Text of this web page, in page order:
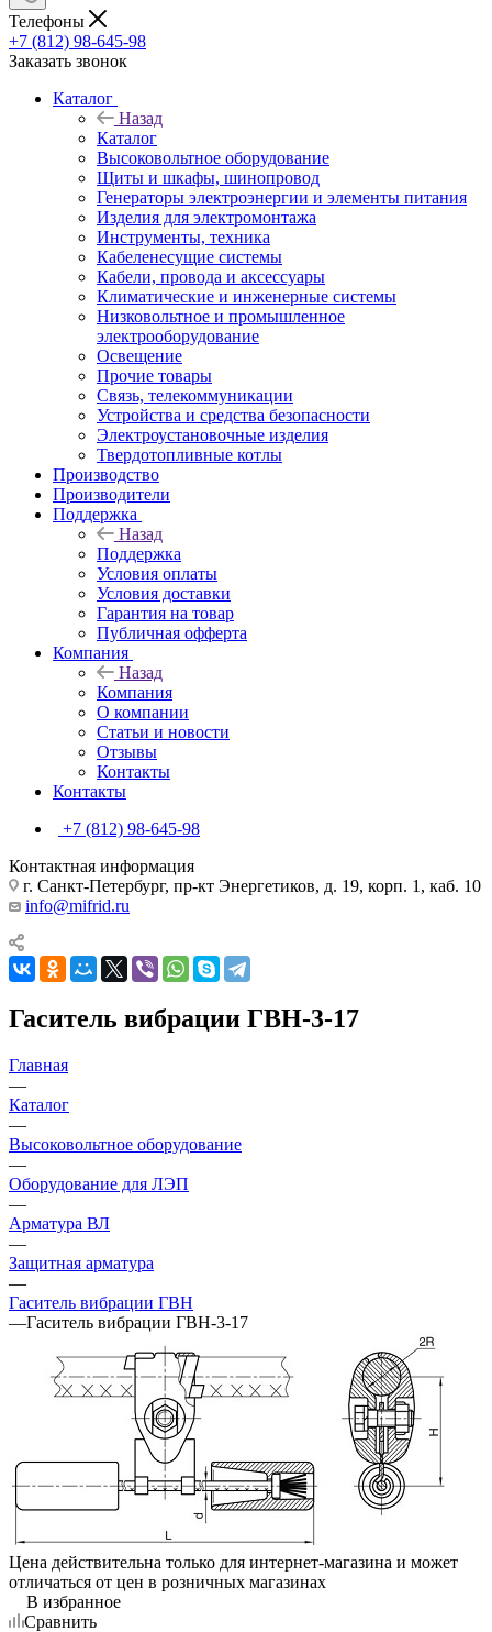
Телефоны
+7 (812) 98-645-98
Заказать звонок
Каталог
Назад
Каталог
Высоковольтное оборудование
Щиты и шкафы, шинопровод
Генераторы электроэнергии и элементы питания
Изделия для электромонтажа
Инструменты, техника
Кабеленесущие системы
Кабели, провода и аксессуары
Климатические и инженерные системы
Низковольтное и промышленное
электрооборудование
Освещение
Прочие товары
Связь, телекоммуникации
Устройства и средства безопасности
Электроустановочные изделия
Твердотопливные котлы
Производство
Производители
Поддержка
Назад
Поддержка
Условия оплаты
Условия доставки
Гарантия на товар
Публичная офферта
Компания
Назад
Компания
О компании
Статьи и новости
Отзывы
Контакты
Контакты
+7 (812) 98-645-98
Контактная информация
г. Санкт-Петербург, пр-кт Энергетиков, д. 19, корп. 1, каб. 10
info@mifrid.ru
Гаситель вибрации ГВН-3-17
Главная
—
Каталог
—
Высоковольтное оборудование
—
Оборудование для ЛЭП
—
Арматура ВЛ
—
Защитная арматура
—
Гаситель вибрации ГВН
—Гаситель вибрации ГВН-3-17
Цена действительна только для интернет-магазина и может
отличаться от цен в розничных магазинах
В избранное
Сравнить